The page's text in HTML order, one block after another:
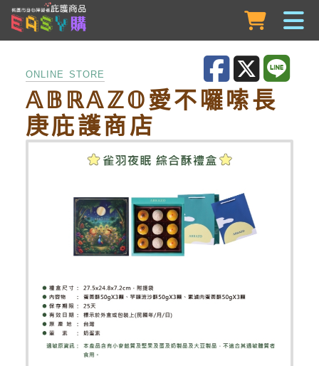
跳到主要內容
ONLINE STORE
𝔸𝔹ℝ𝔸ℤ𝕆愛不囉嗦長
庚庇護商店